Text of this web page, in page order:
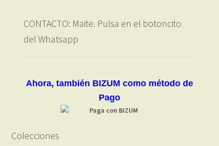
CONTACTO: Maite. Pulsa en el botoncito
del Whatsapp
Ahora, también BIZUM como método de
Pago
Colecciones